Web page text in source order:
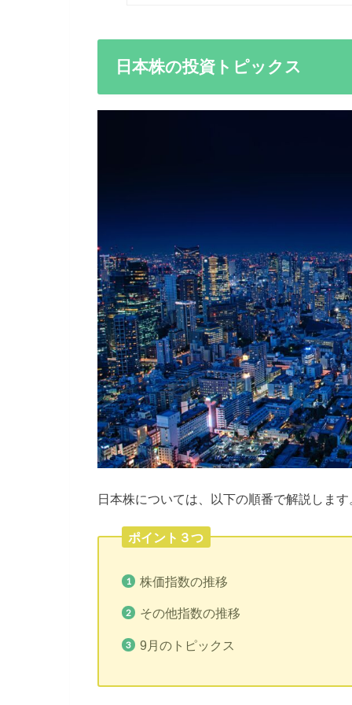
日本株の投資トピックス
日本株については、以下の順番で解説します
ポイント３つ
株価指数の推移
その他指数の推移
9月のトピックス